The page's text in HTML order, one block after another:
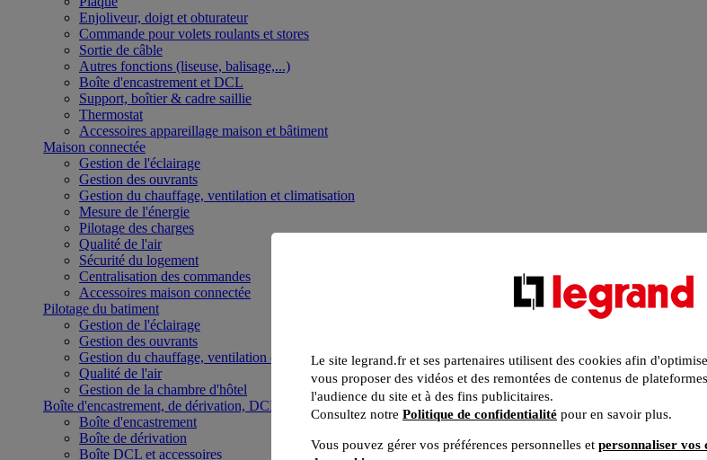
Enjoliveur, doigt et obturateur
Commande pour volets roulants et stores
Sortie de câble
Autres fonctions (liseuse, balisage,...)
Boîte d'encastrement et DCL
Support, boîtier & cadre saillie
Thermostat
Accessoires appareillage maison et bâtiment
Maison connectée
Gestion de l'éclairage
Gestion des ouvrants
Gestion du chauffage, ventilation et climatisation
Mesure de l'énergie
Pilotage des charges
Qualité de l'air
Sécurité du logement
Centralisation des commandes
Accessoires maison connectée
Pilotage du batiment
Gestion de l'éclairage
Gestion des ouvrants
Gestion du chauffage, ventilation et climatisation
Qualité de l'air
Gestion de la chambre d'hôtel
Boîte d'encastrement, de dérivation, DCL et boîte de sol
Boîte d'encastrement
Boîte de dérivation
Boîte DCL et accessoires
Le site legrand.fr et ses partenaires utilisent des cookies afin
vous proposer des vidéos et des remontées de contenus de
l'audience du site et à des fins publicitaires.
Consultez notre Politique de confidentialité pour en savoir plus.
Vous pouvez gérer vos préférences personnelles et personnaliser vos